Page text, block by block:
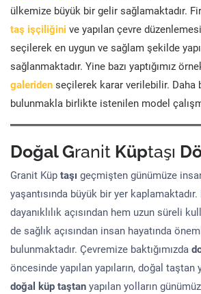
ülkemize büyük bir gelir sağlamaktadır.
taş işçiliğini ve yapılan çevre
seçilerek en uygun ve sağlam şekilde
sağlanmaktadır. Yine bazı yaptığımız
galeriden seçilerek karar verilebilir. Daha
bulunmakla birlikte istenilen model
Doğal Granit Küptaşı
Granit Küp taşı geçmişten günümüze
yaşantısında büyük bir yer kaplamaktadır.
dayanıklılık açısından hem uzun süreli
de sağlık açısından insan hayatında
bulunmaktadır. Çevremize baktığımızda
öncesinde yapılan yapıların, doğal taştan
doğal küp taştan yapılan yolların